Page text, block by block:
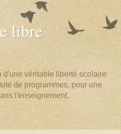
libre
d'une véritable liberté scolaire
de programmes, pour une
l'enseignement.